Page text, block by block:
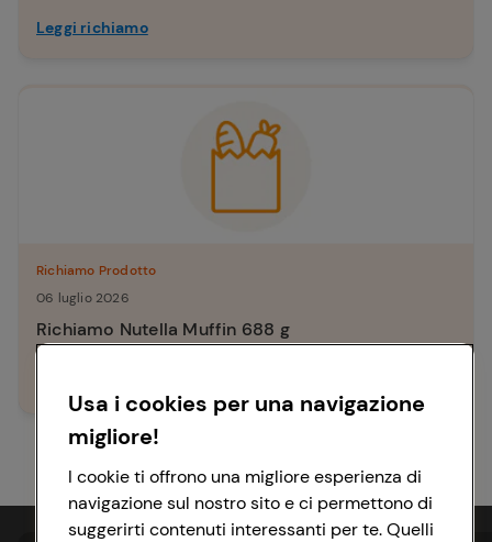
Leggi richiamo
Richiamo Prodotto
06 luglio 2026
Richiamo Nutella Muffin 688 g
Usa i cookies per una navigazione
migliore!
I cookie ti offrono una migliore esperienza di
navigazione sul nostro sito e ci permettono di
suggerirti contenuti interessanti per te. Quelli